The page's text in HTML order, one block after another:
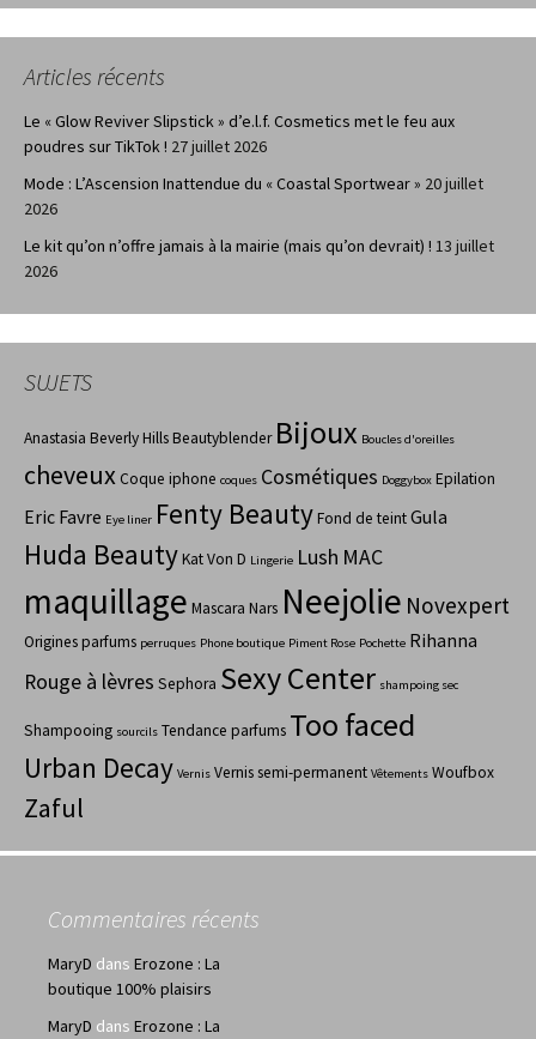
Articles récents
Le « Glow Reviver Slipstick » d’e.l.f. Cosmetics met le feu aux
poudres sur TikTok ! 27 juillet 2026
Mode : L’Ascension Inattendue du « Coastal Sportwear » 20 juillet
2026
Le kit qu’on n’offre jamais à la mairie (mais qu’on devrait) ! 13 juillet
2026
SUJETS
Anastasia Beverly HillsBeautyblender Bijoux Boucles d'oreilles
cheveuxCoque iphone coques Cosmétiques Doggybox Epilation
Eric Favre Eye liner Fenty BeautyFond de teintGula
Huda BeautyKat Von D Lingerie Lush MAC
maquillage Mascara Nars Neejolie Novexpert
Origines parfums perruques Phone boutique Piment Rose Pochette Rihanna
Rouge à lèvres Sephora Sexy Center shampoing sec
Shampooing sourcils Tendance parfums Too faced
Urban Decay Vernis Vernis semi-permanent Vêtements Woufbox
Zaful
Commentaires récents
MaryD dans Erozone : La
boutique 100% plaisirs
MaryD dans Erozone : La